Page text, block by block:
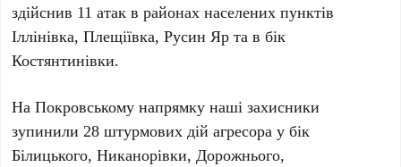
здійснив 11 атак в районах населених пунктів
Іллінівка, Плещіївка, Русин Яр та в бік
Костянтинівки.
На Покровському напрямку наші захисники
зупинили28 штурмових дій агресора у бік
Білицького, Никанорівки, Дорожнього,